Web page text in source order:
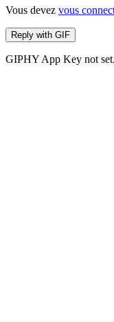
Vous devez vous
Reply with GIF
GIPHY App Key not